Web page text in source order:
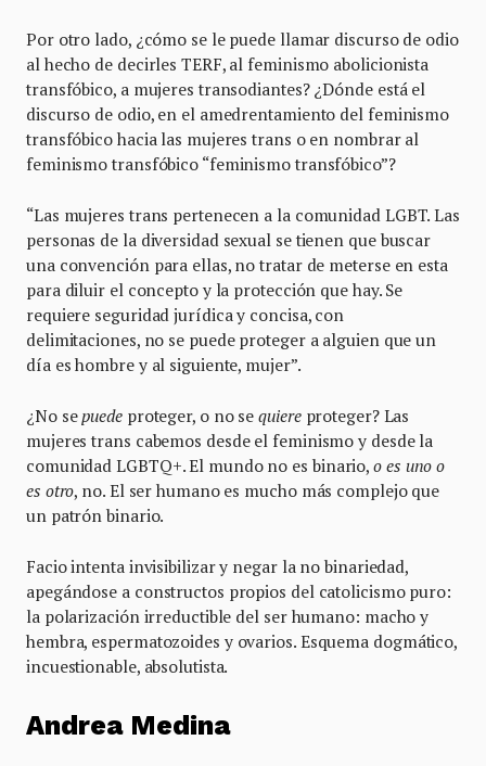
Por otro lado, ¿cómo se le puede llamar discurso de odio
al hecho de decirles TERF, al feminismo abolicionista
transfóbico, a mujeres transodiantes? ¿Dónde está el
discurso de odio, en el amedrentamiento del feminismo
transfóbico hacia las mujeres trans o en nombrar al
feminismo transfóbico “feminismo transfóbico”?
“Las mujeres trans pertenecen a la comunidad LGBT. Las
personas de la diversidad sexual se tienen que buscar
una convención para ellas, no tratar de meterse en esta
para diluir el concepto y la protección que hay. Se
requiere seguridad jurídica y concisa, con
delimitaciones, no se puede proteger a alguien que un
día es hombre y al siguiente, mujer”.
¿No se puedeproteger, o no sequiereproteger? Las
mujeres trans cabemos desde el feminismo y desde la
comunidad LGBTQ+. El mundo no es binario,o es uno o
es otro, no. El ser humano es mucho más complejo que
un patrón binario.
Facio intenta invisibilizar y negar la no binariedad,
apegándose a constructos propios del catolicismo puro:
la polarización irreductible del ser humano: macho y
hembra, espermatozoides y ovarios. Esquema dogmático,
incuestionable, absolutista.
Andrea Medina